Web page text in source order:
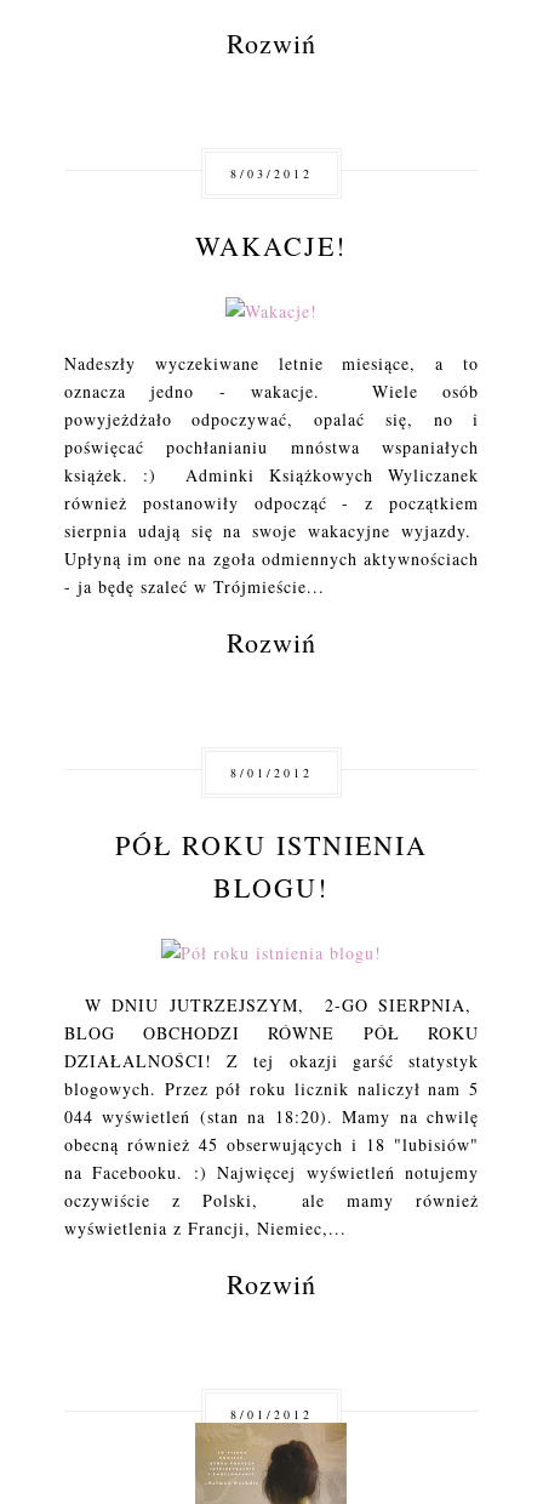
Rozwiń
8/03/2012
WAKACJE!
Nadeszły wyczekiwane letnie miesiące, a to
oznacza jedno - wakacje. Wiele osób
powyjeżdżało odpoczywać, opalać się, no i
poświęcać pochłanianiu mnóstwa wspaniałych
książek. :) Adminki Książkowych Wyliczanek
również postanowiły odpocząć - z początkiem
sierpnia udają się na swoje wakacyjne wyjazdy.
Upłyną im one na zgoła odmiennych aktywnościach
- ja będę szaleć w Trójmieście...
Rozwiń
8/01/2012
PÓŁ ROKU ISTNIENIA
BLOGU!
W DNIU JUTRZEJSZYM, 2-GO SIERPNIA,
BLOG OBCHODZI RÓWNE PÓŁ ROKU
DZIAŁALNOŚCI! Z tej okazji garść statystyk
blogowych. Przez pół roku licznik naliczył nam 5
044 wyświetleń (stan na 18:20). Mamy na chwilę
obecną również 45 obserwujących i 18 "lubisiów"
na Facebooku. :) Najwięcej wyświetleń notujemy
oczywiście z Polski, ale mamy również
wyświetlenia z Francji, Niemiec,...
Rozwiń
8/01/2012